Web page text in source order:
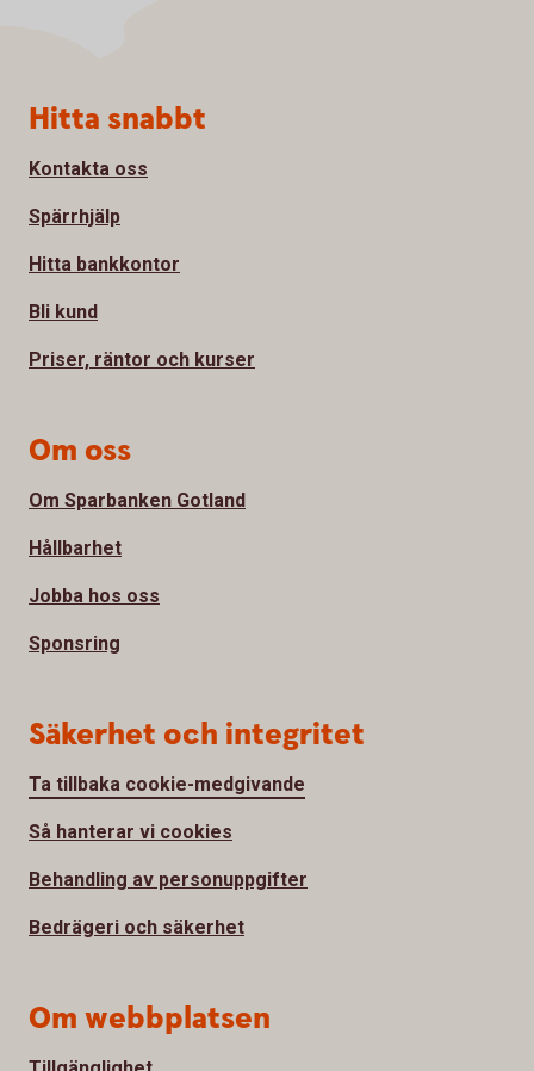
Sidfot
Hitta snabbt
Kontakta oss
Spärrhjälp
Hitta bankkontor
Bli kund
Priser, räntor och kurser
Om oss
Om Sparbanken Gotland
Hållbarhet
Jobba hos oss
Sponsring
Säkerhet och integritet
Ta tillbaka cookie-medgivande
Så hanterar vi cookies
Behandling av personuppgifter
Bedrägeri och säkerhet
Om webbplatsen